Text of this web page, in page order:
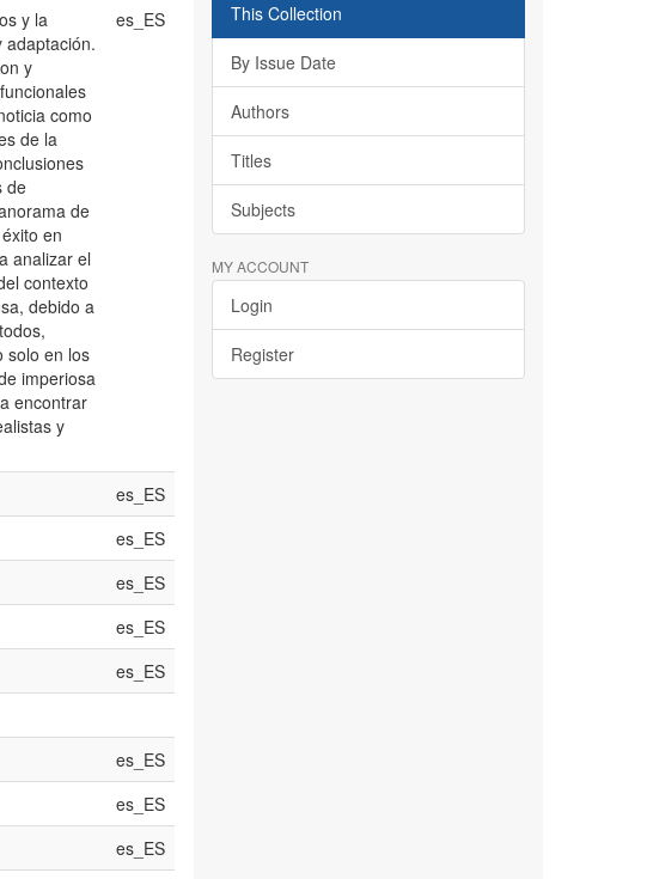
y la
adaptación.
y
como
de la
de
de
en
analizar el
contexto
debido a
solo en los
imperiosa
encontrar
y
es_ES
es_ES
es_ES
es_ES
es_ES
es_ES
es_ES
es_ES
es_ES
This Collection
By Issue Date
Authors
Titles
Subjects
MY ACCOUNT
Login
Register